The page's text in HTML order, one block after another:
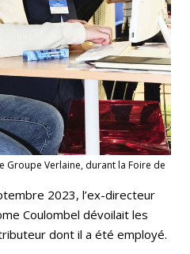
Groupe Verlaine, durant la Foire de
2023, l’ex-directeur
Coulombel dévoilait les
dont il a été employé.